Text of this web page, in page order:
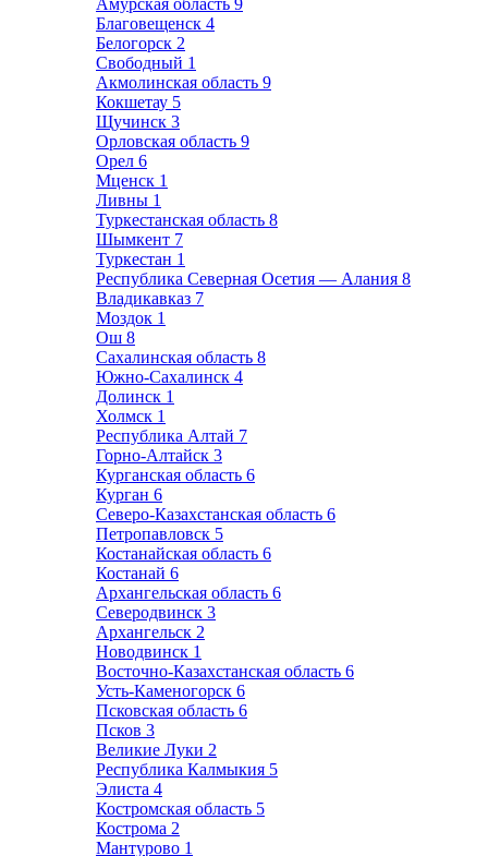
Амурская область 9
Благовещенск 4
Белогорск 2
Свободный 1
Акмолинская область 9
Кокшетау 5
Щучинск 3
Орловская область 9
Орел 6
Мценск 1
Ливны 1
Туркестанская область 8
Шымкент 7
Туркестан 1
Республика Северная Осетия — Алания 8
Владикавказ 7
Моздок 1
Ош 8
Сахалинская область 8
Южно-Сахалинск 4
Долинск 1
Холмск 1
Республика Алтай 7
Горно-Алтайск 3
Курганская область 6
Курган 6
Северо-Казахстанская область 6
Петропавловск 5
Костанайская область 6
Костанай 6
Архангельская область 6
Северодвинск 3
Архангельск 2
Новодвинск 1
Восточно-Казахстанская область 6
Усть-Каменогорск 6
Псковская область 6
Псков 3
Великие Луки 2
Республика Калмыкия 5
Элиста 4
Костромская область 5
Кострома 2
Мантурово 1